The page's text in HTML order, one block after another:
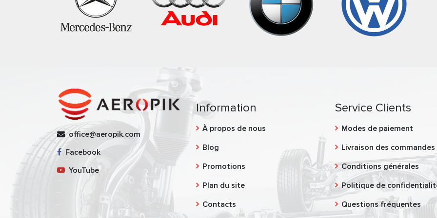
office@aeropik.com
Facebook
YouTube
Information
À propos de nous
Blog
Promotions
Plan du site
Contacts
Service Clients
Modes de paiement
Livraison des commandes
Conditions générales
Politique de
Questions fréquentes